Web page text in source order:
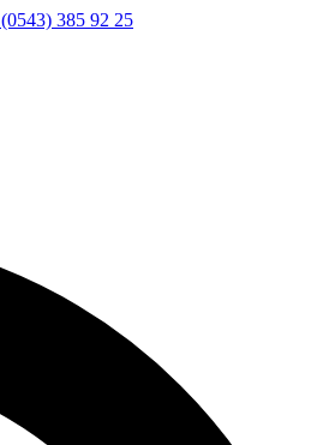
(0543) 385 92 25